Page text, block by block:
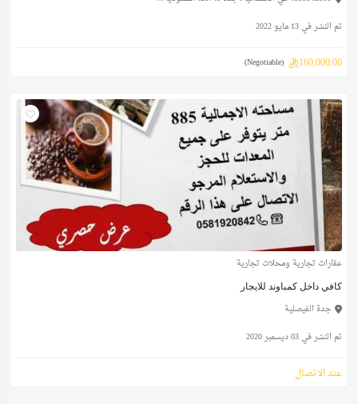
تم النشر في 13 مايو 2022
160,000.00ريال (Negotiable)
عقارات تجارية ومحلات تجارية
كافي داخل كمباوند للايجار
جدة الفيصلية
تم النشر في 03 ديسمبر 2020
عند الاتصال